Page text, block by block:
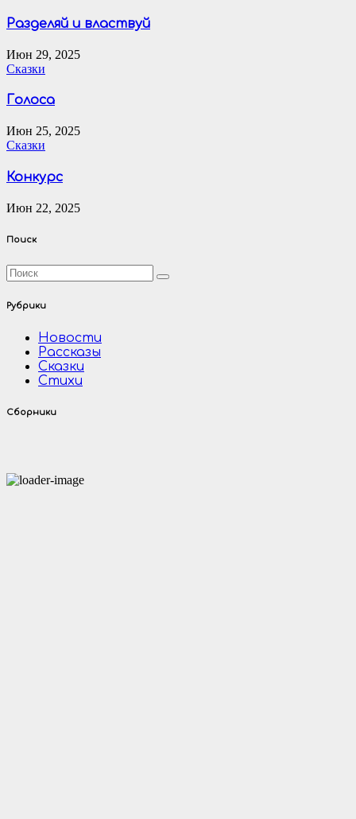
Разделяй и властвуй
Июн 29, 2025
Сказки
Голоса
Июн 25, 2025
Сказки
Конкурс
Июн 22, 2025
Поиск
Рубрики
Новости
Рассказы
Сказки
Стихи
Сборники